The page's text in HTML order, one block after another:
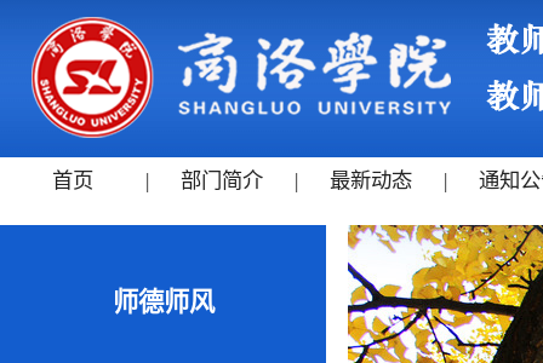
首页 | 部门简介 | 最新动态 | 通知
师德师风